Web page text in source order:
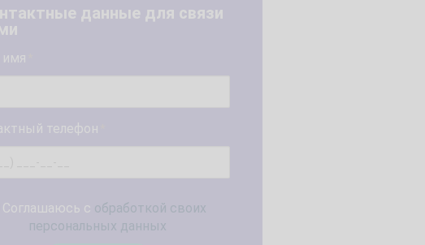
данные для связи
телефон
Соглашаюсь с обработкой своих
персональных данных